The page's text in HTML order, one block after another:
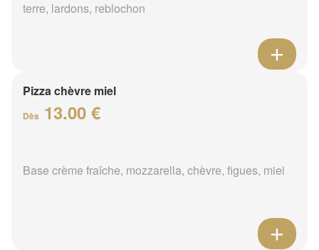
terre, lardons, reblochon
Pizza chèvre miel
Dès 13.00 €
Base crème fraîche, mozzarella, chèvre, figues, miel